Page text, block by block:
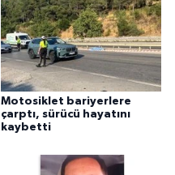
Motosiklet bariyerlere
çarptı, sürücü hayatını
kaybetti